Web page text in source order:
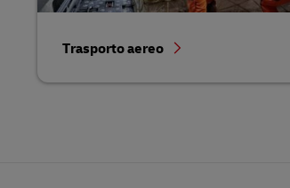
Trasporto aereo